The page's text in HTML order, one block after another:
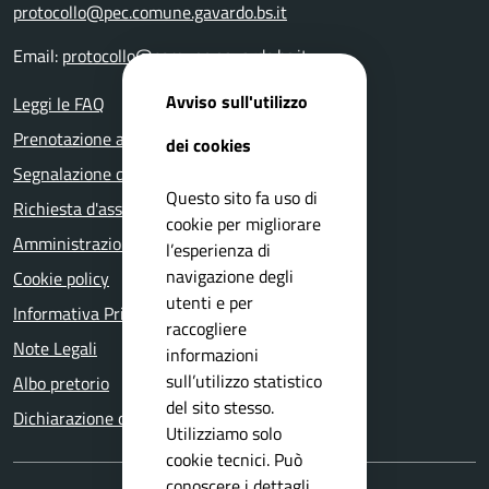
protocollo@pec.comune.gavardo.bs.it
Email: protocollo@comune.gavardo.bs.it
Leggi le FAQ
Prenotazione appuntamento
Segnalazione disservizio
Richiesta d'assistenza
Amministrazione trasparente
Cookie policy
Informativa Privacy
Note Legali
Albo pretorio
Dichiarazione di accessibilità
Avviso sull'utilizzo
dei cookies
Questo sito fa uso di
cookie per migliorare
l’esperienza di
navigazione degli
utenti e per
raccogliere
informazioni
sull’utilizzo statistico
del sito stesso.
Utilizziamo solo
cookie tecnici. Può